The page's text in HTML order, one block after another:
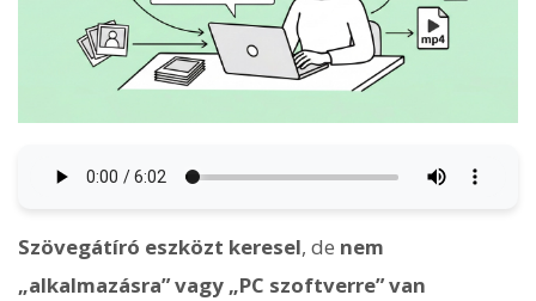
Szövegátíró eszközt keresel, de nem
„alkalmazásra” vagy „PC szoftverre” van